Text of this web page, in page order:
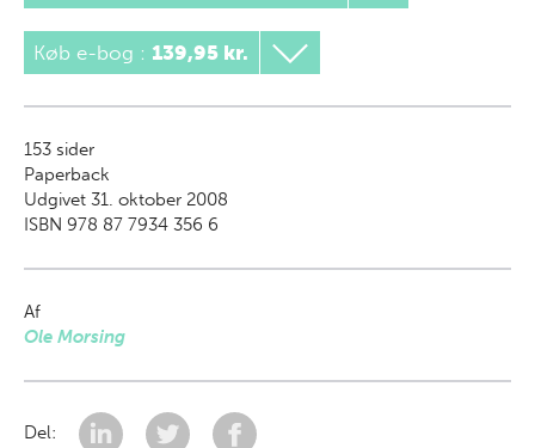
Køb e-bog : 139,95 kr.
153 sider
Paperback
Udgivet 31. oktober 2008
ISBN 978 87 7934 356 6
Af
Ole Morsing
Del: